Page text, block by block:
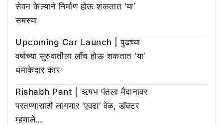
सेवन केल्याने निर्माण होऊ शकतात ‘या’
समस्या
Upcoming Car Launch | पुढच्या
वर्षाच्या सुरुवातीला लाँच होऊ शकतात ‘या’
धमाकेदार कार
Rishabh Pant | ऋषभ पंतला मैदानावर
परतण्यासाठी लागणार ‘एवढा’ वेळ, डॉक्टर
म्हणाले…